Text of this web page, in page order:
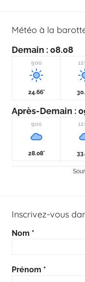
Météo à la
Demain : 08.08
9:00
24.66°
Après-Demain :
9:00
28.08°
Inscrivez-vous
Nom *
Prénom *